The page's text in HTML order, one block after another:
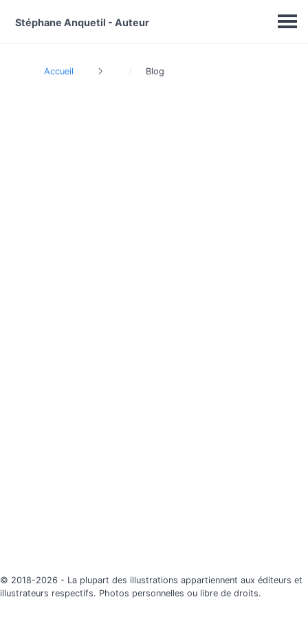
Stéphane Anquetil - Auteur
Accueil Blog
© 2018-2026 - La plupart des illustrations appartiennent aux éditeurs et
illustrateurs respectifs. Photos personnelles ou libre de droits.